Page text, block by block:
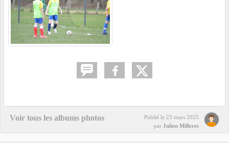
Voir tous les albums photos Publié le 23 mars 2025
par Julien Milleret